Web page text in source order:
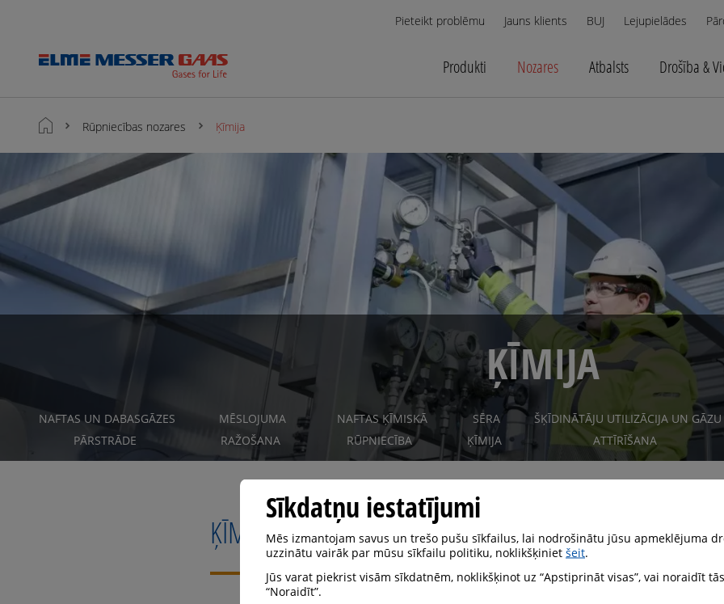
Pieteikt problēmu Jauns klients BUJ Lejupielādes
Produkti Nozares Atbalsts Drošība &
Rūpniecības nozares Ķīmija
ĶĪMIJA
NAFTAS UN DABASGĀZES
PĀRSTRĀDE
MĒSLOJUMA
RAŽOŠANA
NAFTAS ĶĪMISKĀ
RŪPNIECĪBA
SĒRA
ĶĪMIJA
ŠĶĪDINĀTĀJU UTILIZĀCIJA UN GĀZU
ATTĪRĪŠANA
ĶĪMIJA
Sīkdatņu iestatījumi
Mēs izmantojam savus un trešo pušu sīkfailus, lai nodrošinātu jūsu apmeklējuma
uzzinātu vairāk par mūsu sīkfailu politiku, noklikšķiniet šeit.
Jūs varat piekrist visām sīkdatnēm, noklikšķinot uz “Apstiprināt visas”, vai noraidīt
“Noraidīt”.